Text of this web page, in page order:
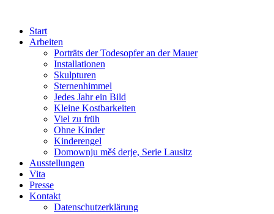
Start
Arbeiten
Porträts der Todesopfer an der Mauer
Installationen
Skulpturen
Sternenhimmel
Jedes Jahr ein Bild
Kleine Kostbarkeiten
Viel zu früh
Ohne Kinder
Kinderengel
Domownju měś derje, Serie Lausitz
Ausstellungen
Vita
Presse
Kontakt
Datenschutzerklärung